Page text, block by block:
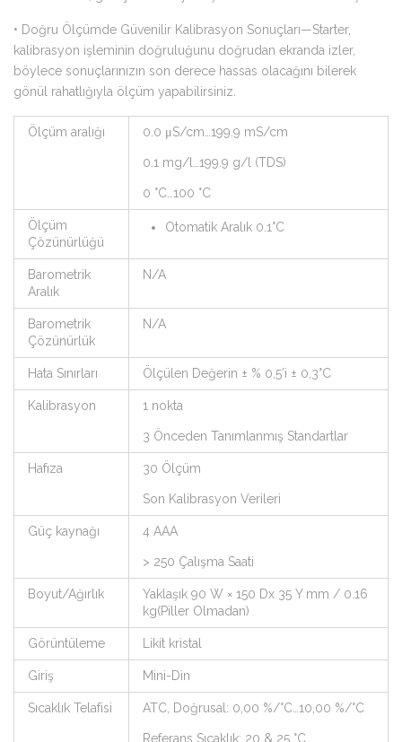
• Doğru Ölçümde Güvenilir Kalibrasyon Sonuçları—Starter,
kalibrasyon işleminin doğruluğunu doğrudan ekranda izler,
böylece sonuçlarınızın son derece hassas olacağını bilerek
gönül rahatlığıyla ölçüm yapabilirsiniz.
Ölçüm aralığı 0.0 μS/cm…199.9 mS/cm
0.1 mg/l…199.9 g/l (TDS)
0 °C…100 °C
Ölçüm
Çözünürlüğü
Otomatik Aralık 0.1°C
Barometrik
Aralık
N/A
Barometrik
Çözünürlük
N/A
Hata Sınırları Ölçülen Değerin ± % 0,5’i ± 0,3°C
Kalibrasyon 1 nokta
3 Önceden Tanımlanmış Standartlar
Hafıza 30 Ölçüm
Son Kalibrasyon Verileri
Güç kaynağı 4 AAA
> 250 Çalışma Saati
Boyut/Ağırlık
Yaklaşık 90 W × 150 Dx 35 Y mm / 0.16
kg(Piller Olmadan)
Görüntüleme Likit kristal
Giriş Mini-Din
Sıcaklık Telafisi ATC, Doğrusal: 0,00 %/°C…10,00 %/°C
Referans Sıcaklık: 20 & 25 °C